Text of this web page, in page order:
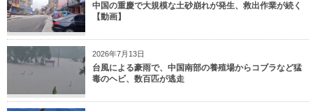
中国の重慶で大規模な土砂崩れが発生、救出作業が続く
【動画】
2026年7月13日
台風による豪雨で、中国南部の養殖場からコブラなど猛
毒のヘビ、数百匹が逃走